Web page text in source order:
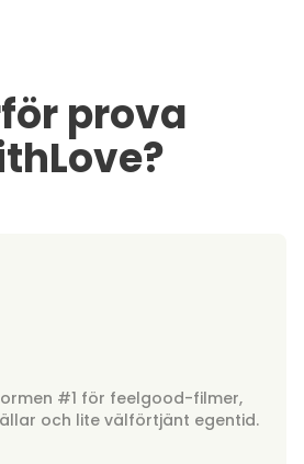
prova
#1 för feelgood-filmer,
och lite välförtjänt egentid.